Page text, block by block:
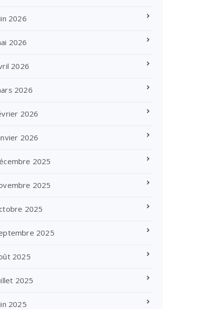
2026
2026
2026
2026
2026
2026
2025
2025
2025
2025
2025
2025
2025